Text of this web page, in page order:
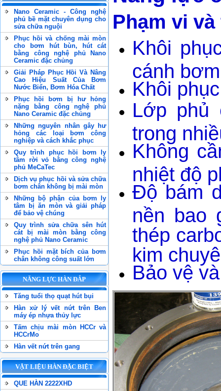
Nano Ceramic - Công nghệ
phủ bề mặt chuyên dụng cho
sửa chữa nguội
Phục hồi và chống mài mòn
cho bơm hút bùn, hút cát
bằng công nghệ phủ Nano
Ceramic đặc chủng
Giải Pháp Phục Hồi Và Nâng
Cao Hiệu Suất Của Bơm
Nước Biển, Bơm Hóa Chất
Phục hồi bơm bị hư hỏng
nặng bằng công nghệ phủ
Nano Ceramic đặc chủng
Những nguyên nhân gây hư
hỏng các loại bơm công
nghiệp và cách khắc phục
Quy trình phục hồi bơm ly
tâm rời vỏ bằng công nghệ
phủ MeCaTec
Dịch vụ phục hồi và sửa chữa
bơm chân không bị mài mòn
Những bộ phận của bơm ly
tâm bị ăn mòn và giải pháp
để bảo vệ chúng
Quy trình sửa chữa sên hút
cát bị mài mòn bằng công
nghệ phủ Nano Ceramic
Phục hồi mặt bích của bơm
chân không công suất lớn
NĂNG LỰC HÀN ĐẮP
Tăng tuổi thọ quạt hút bụi
Hàn xử lý vết nứt trên Ben
máy ép nhựa thủy lực
Tấm chịu mài mòn HCCr và
HCCrMo
Hàn vết nứt trên gang
VẬT LIỆU HÀN ĐẶC BIỆT
QUE HÀN 2222XHD
Phạm vi
Khôi
cánh
Khôi
Lớp phủ
trong
Không
nhiệt độ
Độ bám
nền bao
thép
kim
Bảo vệ